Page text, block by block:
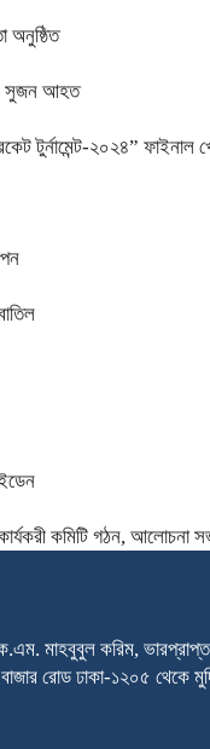
অনুষ্ঠিত
সুজন আহত
টুর্নামেন্ট-২০২৪” ফাইনাল
কমিটি গঠন, আলোচনা
মাহবুবুল করিম,
বাজার রোড ঢাকা-১২০৫